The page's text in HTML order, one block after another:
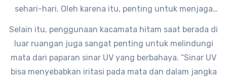
sehari-hari. Oleh karena itu, penting untuk menjaga
tangan yang kotor, dan jangan lupa untuk istirahat
mata setelah bekerja di depan komputer dalam waktu
yang lama,” ujarnya.
Selain itu, penggunaan kacamata hitam saat berada di
luar ruangan juga sangat penting untuk melindungi
mata dari paparan sinar UV yang berbahaya. “Sinar UV
bisa menyebabkan iritasi pada mata dan dalam jangka